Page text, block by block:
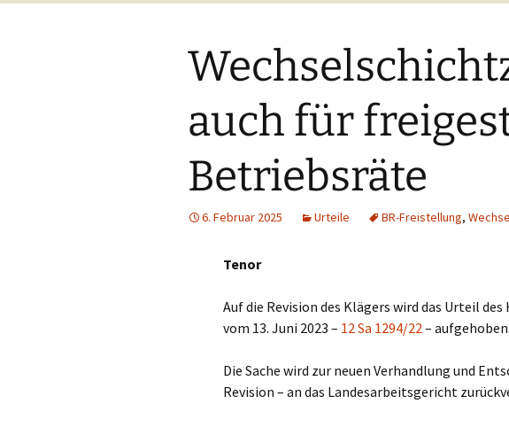
auch für
Betriebsräte
6. Februar 2025 Urteile BR-Freistellung,
Tenor
Auf die Revision des Klägers wird das Urteil
vom 13. Juni 2023 – 12 Sa 1294/22– aufgehoben.
Die Sache wird zur neuen Verhandlung und
Revision – an das Landesarbeitsgericht